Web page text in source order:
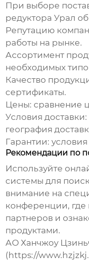
При выборе
редуктора Урал
Репутацию
работы на рынке.
Ассортимент
необходимых
Качество
сертификаты.
Цены: сравнение
Условия
география
Гарантии:
Рекомендации по
Используйте
системы для
внимание на
конференции,
партнеров и
продуктами.
АО Ханчжоу
(https://